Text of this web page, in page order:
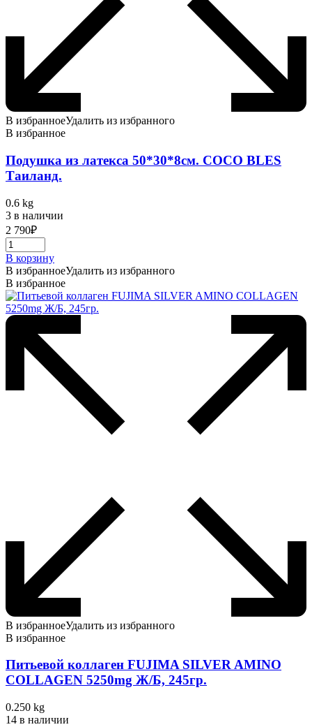
В избранноеУдалить из избранного
В избранное
Подушка из латекса 50*30*8см. COCO BLES
Таиланд.
0.6 kg
3 в наличии
2 790₽
В корзину
В избранноеУдалить из избранного
В избранное
В избранноеУдалить из избранного
В избранное
Питьевой коллаген FUJIMA SILVER AMINO
COLLAGEN 5250mg Ж/Б, 245гр.
0.250 kg
14 в наличии